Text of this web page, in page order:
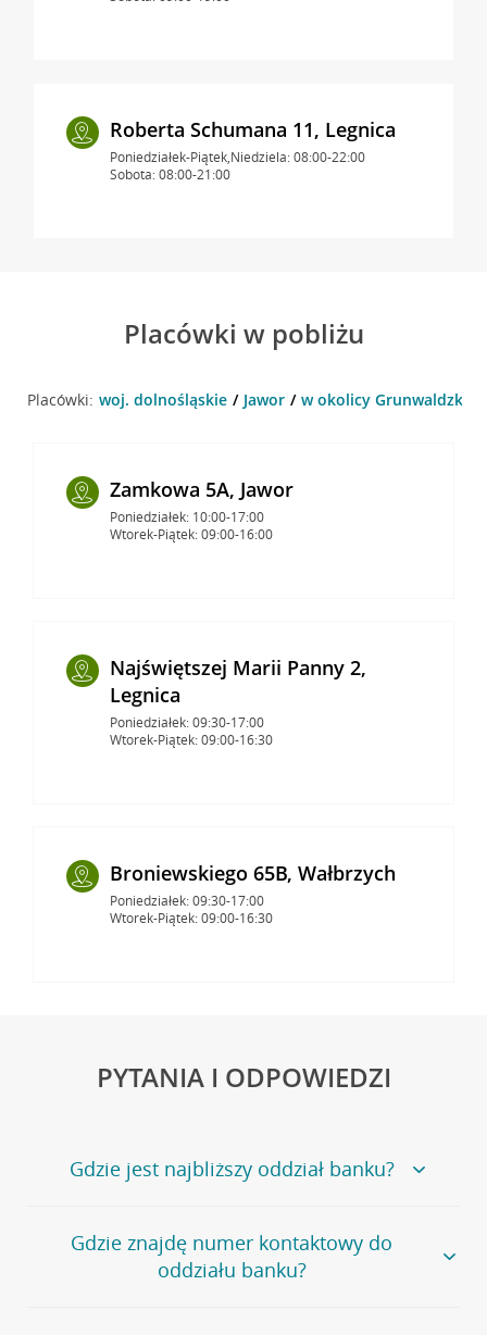
Roberta Schumana 11, Legnica
Poniedziałek-Piątek,Niedziela: 08:00-22:00
Sobota: 08:00-21:00
Placówki w pobliżu
Placówki: woj. dolnośląskie Jawor w okolicy Grunwaldzka
Zamkowa 5A, Jawor
Poniedziałek: 10:00-17:00
Wtorek-Piątek: 09:00-16:00
Najświętszej Marii Panny 2,
Legnica
Poniedziałek: 09:30-17:00
Wtorek-Piątek: 09:00-16:30
Broniewskiego 65B, Wałbrzych
Poniedziałek: 09:30-17:00
Wtorek-Piątek: 09:00-16:30
PYTANIA I ODPOWIEDZI
Gdzie jest najbliższy oddział banku?
Jeśli szukasz oddziału naszego banku, zapraszamy na
stronęPlacówki i bankomaty, na której znajduje się
wygodna wyszukiwarka.
Gdzie znajdę numer kontaktowy do
oddziału banku?